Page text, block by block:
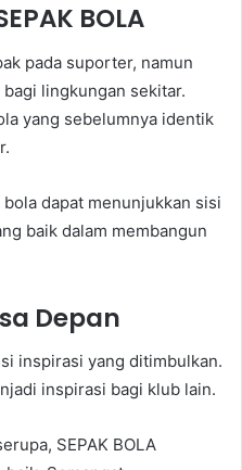
BOLA
pada suporter, namun
lingkungan sekitar.
yang sebelumnya identik
dapat menunjukkan sisi
baik dalam membangun
Depan
inspirasi yang ditimbulkan.
inspirasi bagi klub lain.
SEPAK BOLA